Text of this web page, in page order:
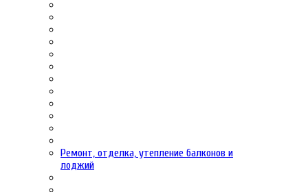
Ремонт, отделка, утепление балконов и
лоджий